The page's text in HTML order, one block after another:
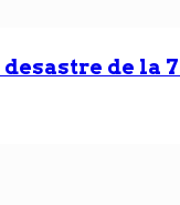
de la